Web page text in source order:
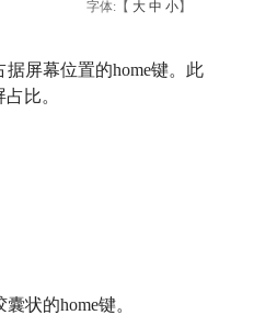
字体:【 大 中 小】
屏幕位置的home键。此
比。
状的home键。